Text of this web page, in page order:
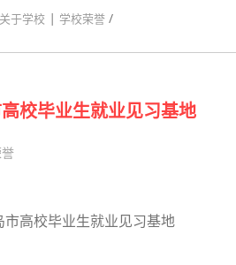
关于学校 | 学校荣誉 /
校毕业生就业见习基地
市高校毕业生就业见习基地